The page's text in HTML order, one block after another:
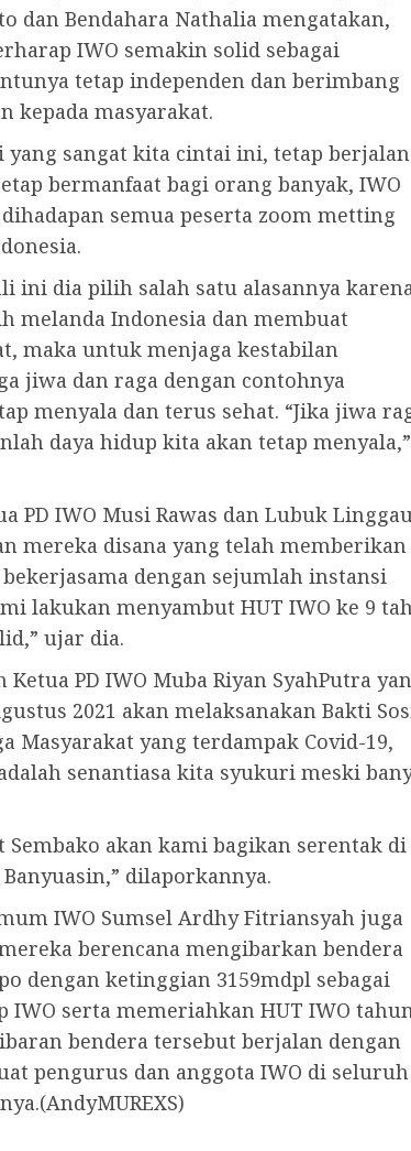
dan Bendahara Nathalia mengatakan,
IWO semakin solid sebagai
tetap independen dan berimbang
kepada masyarakat.
yang sangat kita cintai ini, tetap berjalan
bermanfaat bagi orang banyak, IWO
semua peserta zoom metting
ini dia pilih salah satu alasannya
melanda Indonesia dan membuat
maka untuk menjaga kestabilan
jiwa dan raga dengan contohnya
menyala dan terus sehat. “Jika jiwa
daya hidup kita akan tetap menyala,”
PD IWO Musi Rawas dan Lubuk
mereka disana yang telah memberikan
dengan sejumlah instansi
lakukan menyambut HUT IWO ke 9
ujar dia.
PD IWO Muba Riyan SyahPutra
2021 akan melaksanakan Bakti
Masyarakat yang terdampak Covid-19,
senantiasa kita syukuri meski
Sembako akan kami bagikan serentak di
dilaporkannya.
IWO Sumsel Ardhy Fitriansyah juga
berencana mengibarkan bendera
dengan ketinggian 3159mdpl sebagai
IWO serta memeriahkan HUT IWO
bendera tersebut berjalan dengan
pengurus dan anggota IWO di seluruh